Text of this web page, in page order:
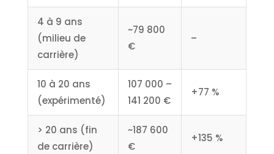
4 à 9 ans
(milieu de
carrière)
~79 800
€
–
10 à 20 ans
(expérimenté)
107 000 –
141 200 €
+77 %
> 20 ans (fin
de carrière)
~187 600
€
+135 %